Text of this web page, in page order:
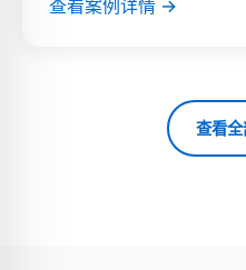
查看案例详情 →
查看全